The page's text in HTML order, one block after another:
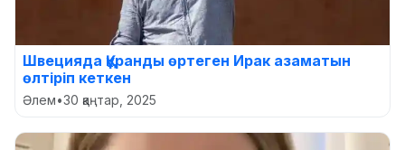
Швецияда Құранды өртеген Ирак азаматын
өлтіріп кеткен
Әлем•30 қаңтар, 2025